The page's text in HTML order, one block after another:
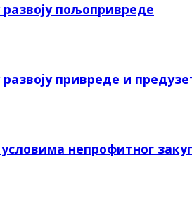
пољопривреде
привреде и
непрофитног